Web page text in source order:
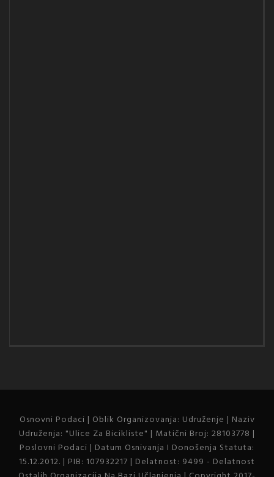
Osnovni Podaci | Oblik Organizovanja: Udruženje | Naziv
Udruženja: "Ulice Za Bicikliste" | Matični Broj: 28103778 |
Poslovni Podaci | Datum Osnivanja I Donošenja Statuta:
15.12.2012. | PIB: 107932217 | Delatnost: 9499 - Delatnost